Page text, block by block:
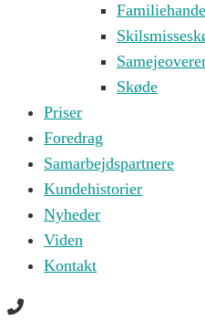
Skøde
Priser
Foredrag
Samarbejdspartnere
Kundehistorier
Nyheder
Viden
Kontakt